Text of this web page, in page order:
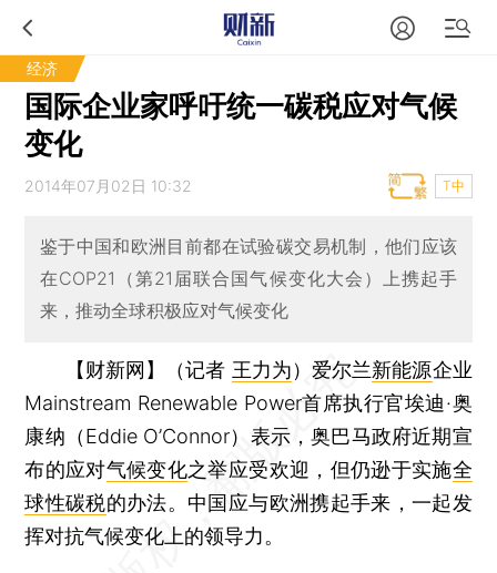
经济
国际企业家呼吁统一碳税应对气候
变化
2014年07月02日 10:32 T中
鉴于中国和欧洲目前都在试验碳交易机制，他们应该
在COP21（第21届联合国气候变化大会）上携起手
来，推动全球积极应对气候变化
【财新网】（记者 王力为） 爱尔兰新能源企业
Mainstream Renewable Power首席执行官埃迪·奥
康纳（Eddie O’Connor）表示，奥巴马政府近期宣
布的应对气候变化之举应受欢迎，但仍逊于实施全
球性碳税的办法。中国应与欧洲携起手来，一起发
挥对抗气候变化上的领导力。